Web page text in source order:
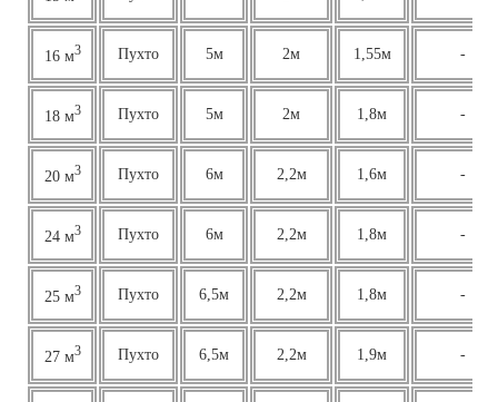
16 м3 Пухто 5м 2м 1,55м -
18 м3 Пухто 5м 2м 1,8м -
20 м3 Пухто 6м 2,2м 1,6м -
24 м3 Пухто 6м 2,2м 1,8м -
25 м3 Пухто 6,5м 2,2м 1,8м -
27 м3 Пухто 6,5м 2,2м 1,9м -